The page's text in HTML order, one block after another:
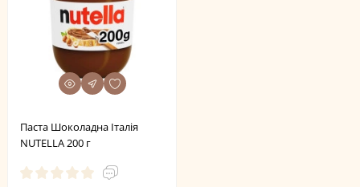
Паста Шоколадна Італія
NUTELLA 200 г